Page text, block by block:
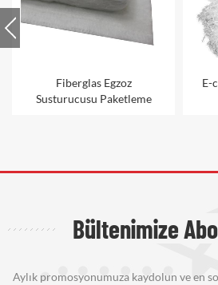
E-cam Egzoz Susturucusu
Paketleme
Bültenimize
Aylık promosyonumuza kaydolun ve en